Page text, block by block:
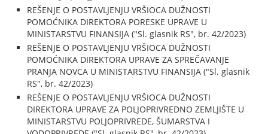
REŠENJE O POSTAVLJENJU VRŠIOCA DUŽNOSTI
POMOĆNIKA DIREKTORA PORESKE UPRAVE U
MINISTARSTVU FINANSIJA ("Sl. glasnik RS", br. 42/2023)
REŠENJE O POSTAVLJENJU VRŠIOCA DUŽNOSTI
POMOĆNIKA DIREKTORA UPRAVE ZA SPREČAVANJE
PRANJA NOVCA U MINISTARSTVU FINANSIJA ("Sl. glasnik
RS", br. 42/2023)
REŠENJE O POSTAVLJENJU VRŠIOCA DUŽNOSTI
DIREKTORA UPRAVE ZA POLJOPRIVREDNO ZEMLJIŠTE U
MINISTARSTVU POLJOPRIVREDE, ŠUMARSTVA I